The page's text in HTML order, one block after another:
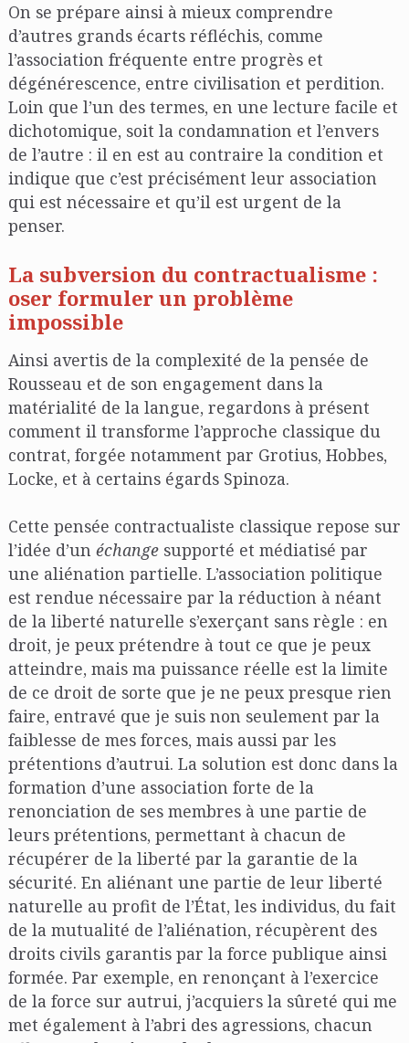
On se prépare ainsi à mieux comprendre
d’autres grands écarts réfléchis, comme
l’association fréquente entre progrès et
dégénérescence, entre civilisation et perdition.
Loin que l’un des termes, en une lecture facile et
dichotomique, soit la condamnation et l’envers
de l’autre : il en est au contraire la condition et
indique que c’est précisément leur association
qui est nécessaire et qu’il est urgent de la
penser.
La subversion du contractualisme :
oser formuler un problème
impossible
Ainsi avertis de la complexité de la pensée de
Rousseau et de son engagement dans la
matérialité de la langue, regardons à présent
comment il transforme l’approche classique du
contrat, forgée notamment par Grotius, Hobbes,
Locke, et à certains égards Spinoza.
Cette pensée contractualiste classique repose sur
l’idée d’un échangesupporté et médiatisé par
une aliénation partielle. L’association politique
est rendue nécessaire par la réduction à néant
de la liberté naturelle s’exerçant sans règle : en
droit, je peux prétendre à tout ce que je peux
atteindre, mais ma puissance réelle est la limite
de ce droit de sorte que je ne peux presque rien
faire, entravé que je suis non seulement par la
faiblesse de mes forces, mais aussi par les
prétentions d’autrui. La solution est donc dans la
formation d’une association forte de la
renonciation de ses membres à une partie de
leurs prétentions, permettant à chacun de
récupérer de la liberté par la garantie de la
sécurité. En aliénant une partie de leur liberté
naturelle au profit de l’État, les individus, du fait
de la mutualité de l’aliénation, récupèrent des
droits civils garantis par la force publique ainsi
formée. Par exemple, en renonçant à l’exercice
de la force sur autrui, j’acquiers la sûreté qui me
met également à l’abri des agressions, chacun